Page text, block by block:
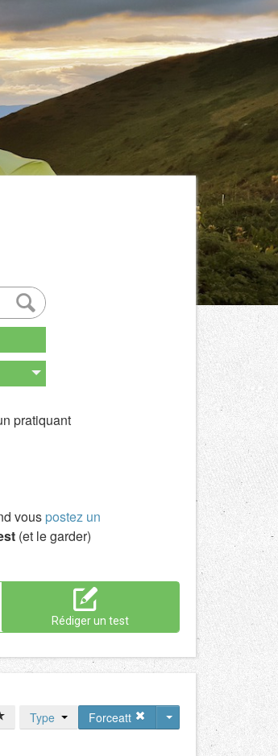
pratiquant
vous postez un
(et le garder)
Rédiger un test
Forceatt
Type